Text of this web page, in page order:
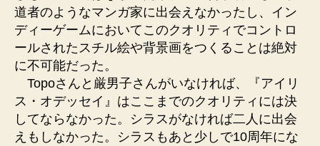
道者のようなマンガ家に出会えなかったし、イン
ディーゲームにおいてこのクオリティでコントロ
ールされたスチル絵や背景画をつくることは絶対
に不可能だった。
Topoさんと厳男子さんがいなければ、『アイリ
ス・オデッセイ』はここまでのクオリティには決
してならなかった。シラスがなければ二人に出会
えもしなかった。シラスもあと少しで10周年にな